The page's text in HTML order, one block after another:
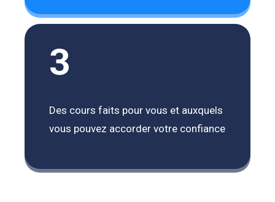
3
Des cours faits pour vous et auxquels
vous pouvez accorder votre confiance